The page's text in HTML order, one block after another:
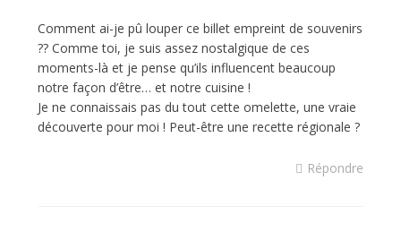
Comment ai-je pû louper ce billet empreint de souvenirs
?? Comme toi, je suis assez nostalgique de ces
moments-là et je pense qu’ils influencent beaucoup
notre façon d’être… et notre cuisine !
Je ne connaissais pas du tout cette omelette, une vraie
découverte pour moi ! Peut-être une recette régionale ?
Répondre